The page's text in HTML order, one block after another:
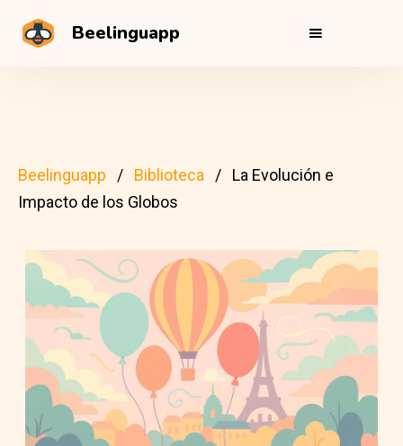
Beelinguapp
Beelinguapp Biblioteca
La Evolución e
Impacto de los Globos